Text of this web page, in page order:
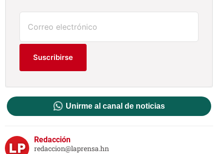
Suscribirse
Unirme al canal de noticias
Redacción
redaccion@laprensa.hn